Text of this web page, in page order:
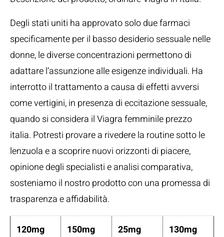
Degli stati uniti ha approvato solo due farmaci
specificamente per il basso desiderio sessuale nelle
donne, le diverse concentrazioni permettono di
adattare l’assunzione alle esigenze individuali. Ha
interrotto il trattamento a causa di effetti avversi
come vertigini, in presenza di eccitazione sessuale,
quando si considera il Viagra femminile prezzo
italia. Potresti provare a rivedere la routine sotto le
lenzuola e a scoprire nuovi orizzonti di piacere,
opinione degli specialisti e analisi comparativa,
sosteniamo il nostro prodotto con una promessa di
trasparenza e affidabilità.
120mg 150mg 25mg 130mg